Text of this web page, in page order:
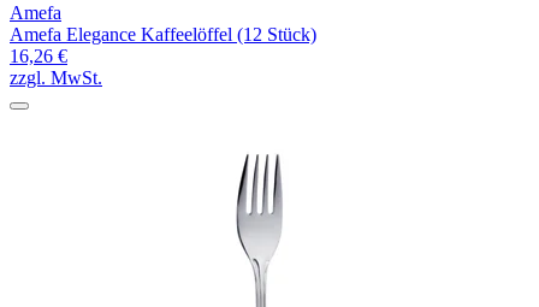
Amefa
Amefa Elegance Kaffeelöffel (12 Stück)
16,26 €
zzgl. MwSt.